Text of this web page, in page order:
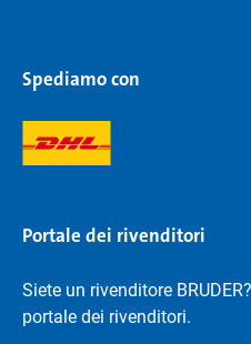
Spediamo con
Portale dei rivenditori
Siete un rivenditore
portale dei rivenditori.